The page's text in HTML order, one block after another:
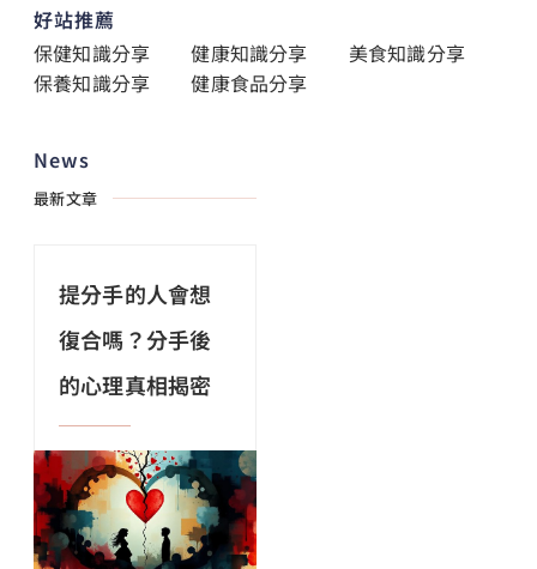
好站推薦
保健知識分享
健康知識分享
美食知識分享
保養知識分享
健康食品分享
News
最新文章
提分手的人會想
復合嗎？分手後
的心理真相揭密